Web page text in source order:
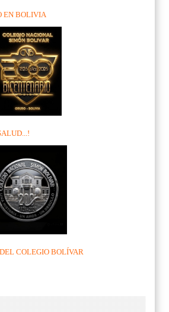
EN BOLIVIA
COLEGIO BOLÍVAR